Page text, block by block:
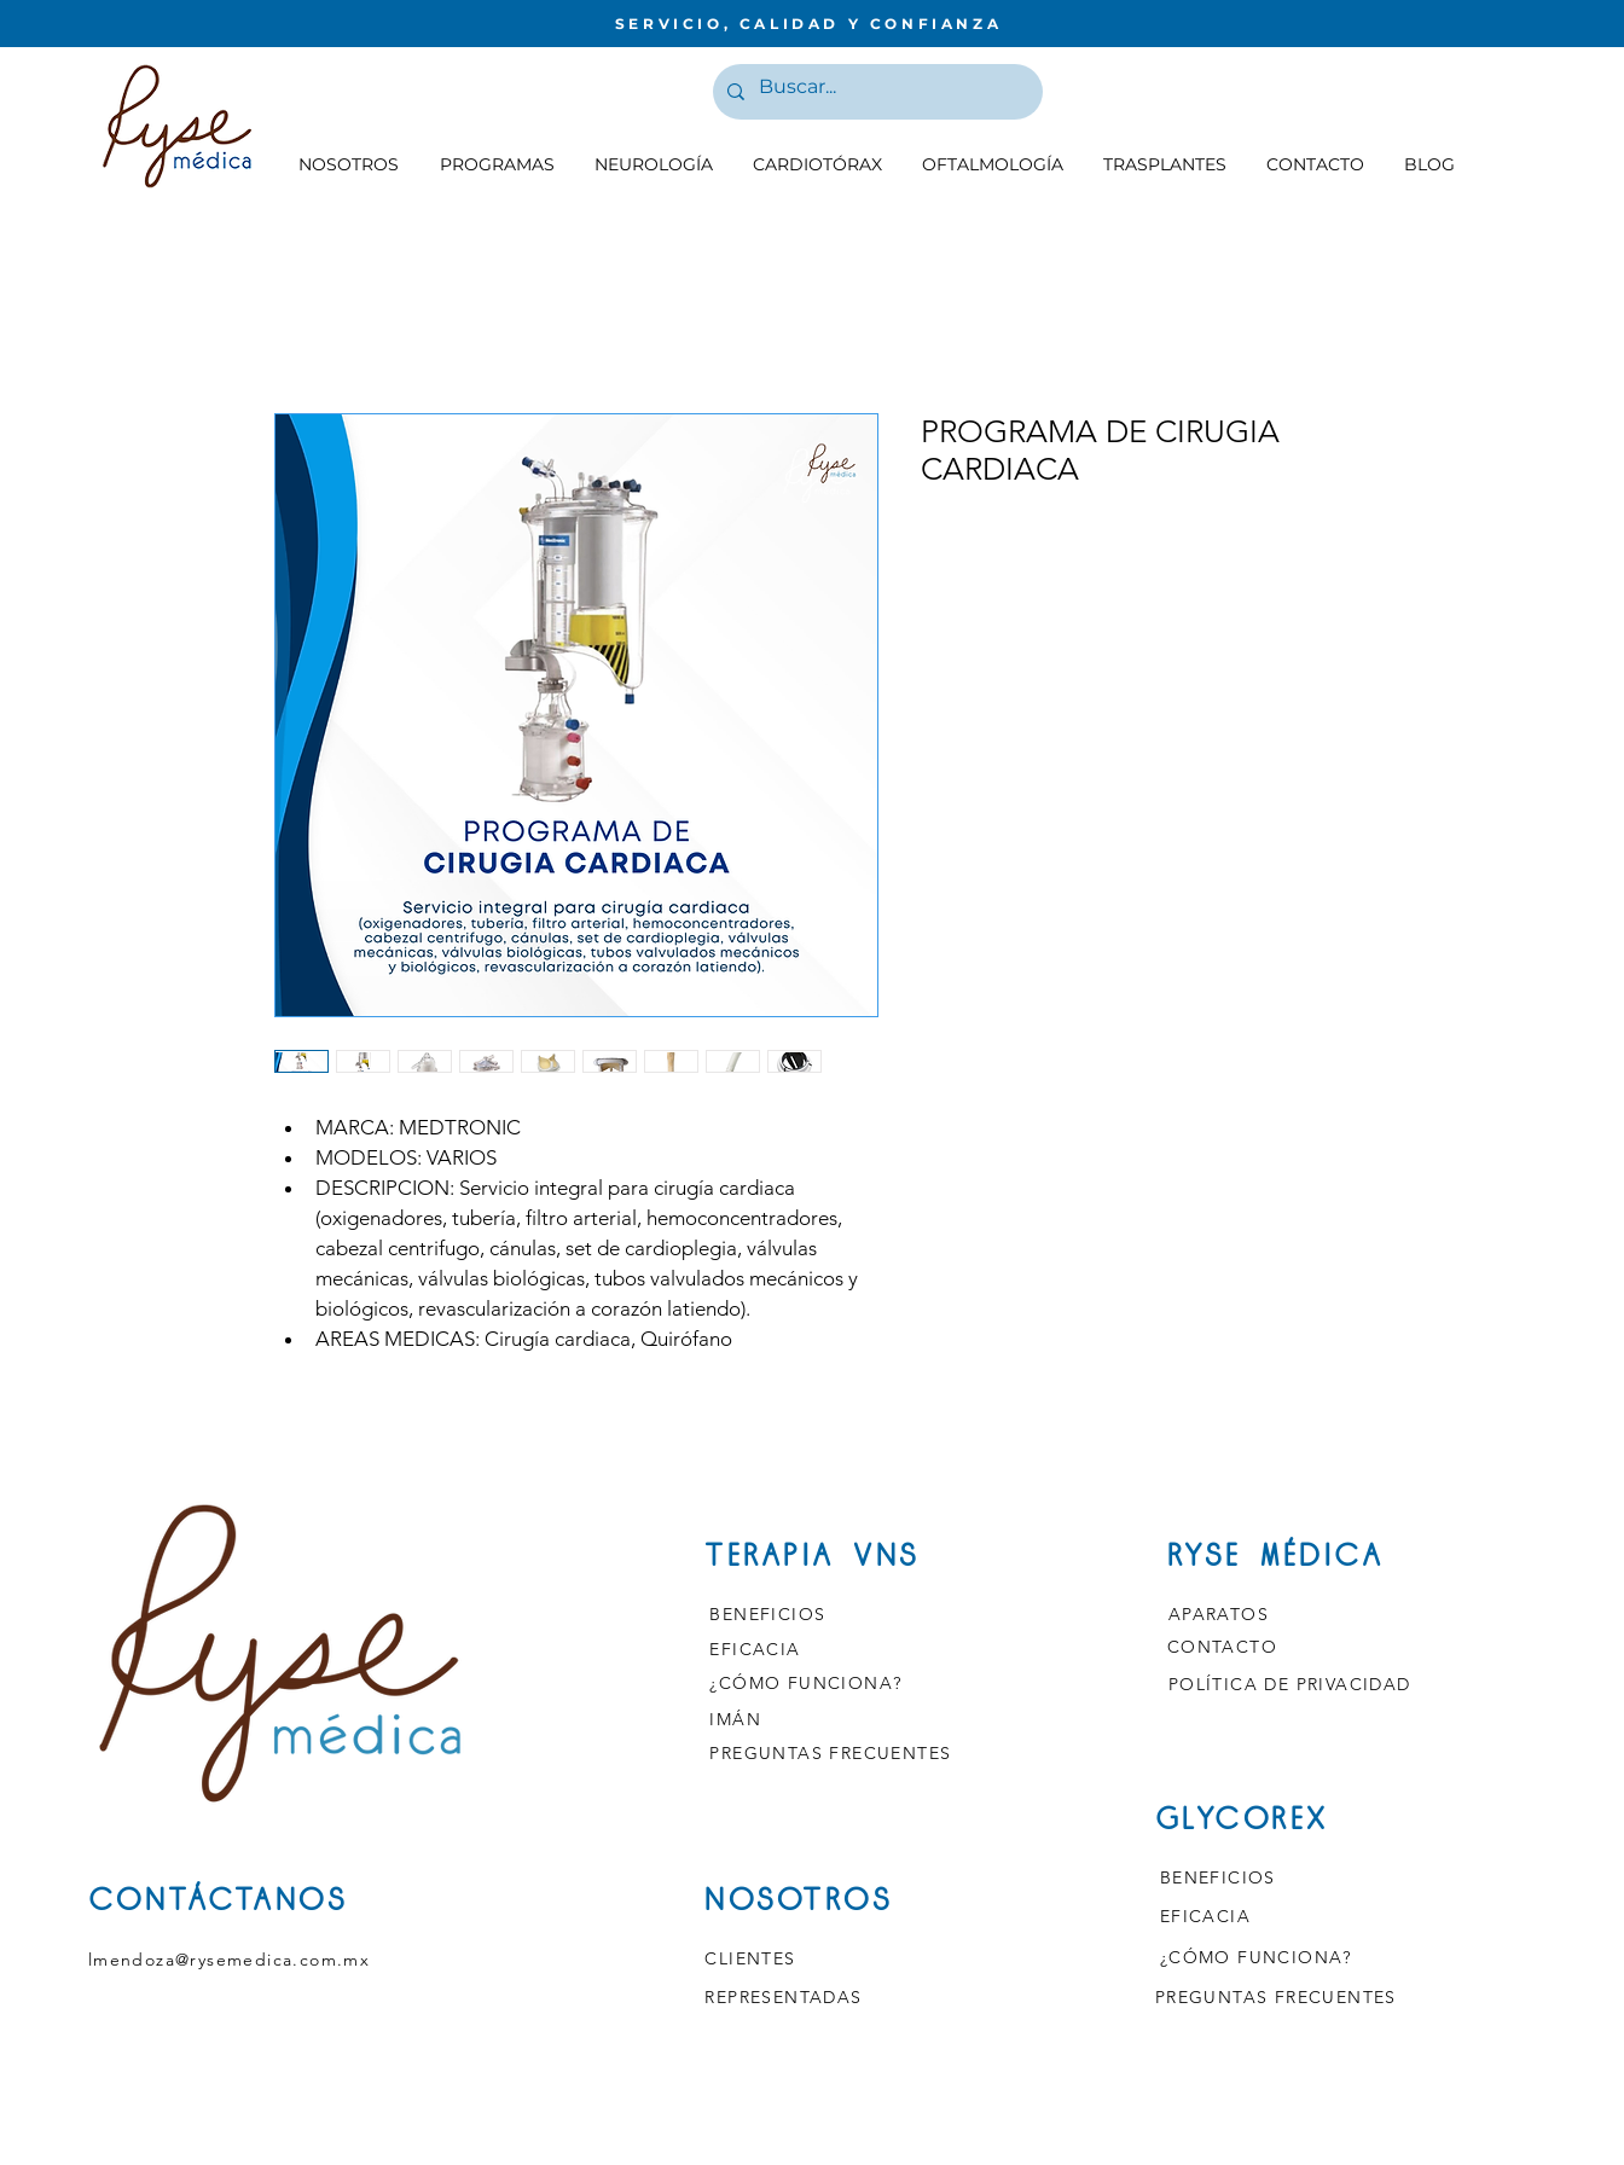
SERVICIO, CALIDAD Y CONFIANZA
NOSOTROS PROGRAMAS NEUROLOGÍA CARDIOTÓRAX OFTALMOLOGÍA TRASPLANTES CONTACTO BLOG
MARCA: MEDTRONIC
MODELOS: VARIOS
DESCRIPCION: Servicio integral para cirugía cardiaca
(oxigenadores, tubería, filtro arterial, hemoconcentradores,
cabezal centrifugo, cánulas, set de cardioplegia, válvulas
mecánicas, válvulas biológicas, tubos valvulados mecánicos y
biológicos, revascularización a corazón latiendo).
AREAS MEDICAS: Cirugía cardiaca, Quirófano
PROGRAMA DE CIRUGIA
CARDIACA
CONTÁCTANOS
lmendoza@rysemedica.com.mx
TERAPIA VNS
BENEFICIOS
EFICACIA
¿CÓMO FUNCIONA?
IMÁN
PREGUNTAS FRECUENTES
NOSOTROS
CLIENTES
REPRESENTADAS
RYSE MÉDICA
APARATOS
CONTACTO
POLÍTICA DE PRIVACIDAD
GLYCOREX
BENEFICIOS
EFICACIA
¿CÓMO FUNCIONA?
PREGUNTAS FRECUENTES